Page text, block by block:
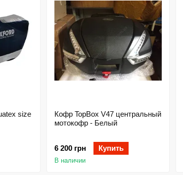
size
Кофр TopBox V47 центральный
мотокофр - Белый
6 200 грн Купить
В наличии